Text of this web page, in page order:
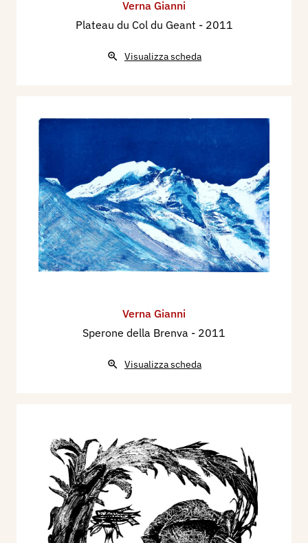
Verna Gianni
Plateau du Col du Geant - 2011
Visualizza scheda
Verna Gianni
Sperone della Brenva - 2011
Visualizza scheda